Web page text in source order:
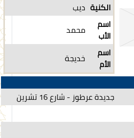
الكنية ديب
اسم
الأب
محمد
اسم
الأم
خديجة
جديدة عرطوز - شارع 16 تشرين